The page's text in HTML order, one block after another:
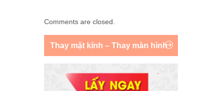
Comments are closed.
Thay mặt kính – Thay màn hình